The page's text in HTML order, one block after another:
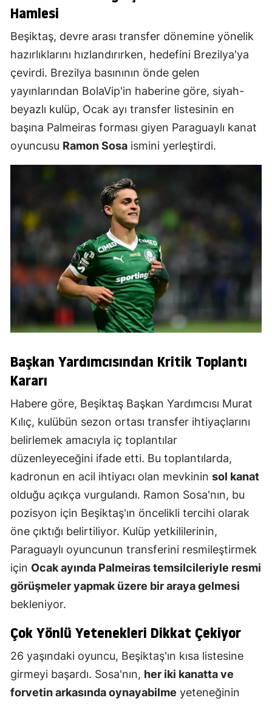
Hamlesi
Beşiktaş, devre arası transfer dönemine yönelik
hazırlıklarını hızlandırırken, hedefini Brezilya'ya
çevirdi. Brezilya basınının önde gelen
yayınlarından BolaVip'in haberine göre, siyah-
beyazlı kulüp, Ocak ayı transfer listesinin en
başına Palmeiras forması giyen Paraguaylı kanat
oyuncusu Ramon Sosa ismini yerleştirdi.
Başkan Yardımcısından Kritik Toplantı
Kararı
Habere göre, Beşiktaş Başkan Yardımcısı Murat
Kılıç, kulübün sezon ortası transfer ihtiyaçlarını
belirlemek amacıyla iç toplantılar
düzenleyeceğini ifade etti. Bu toplantılarda,
kadronun en acil ihtiyacı olan mevkinin sol kanat
olduğu açıkça vurgulandı. Ramon Sosa'nın, bu
pozisyon için Beşiktaş'ın öncelikli tercihi olarak
öne çıktığı belirtiliyor. Kulüp yetkililerinin,
Paraguaylı oyuncunun transferini resmileştirmek
için Ocak ayında Palmeiras temsilcileriyle resmi
görüşmeler yapmak üzere bir araya gelmesi
bekleniyor.
Çok Yönlü Yetenekleri Dikkat Çekiyor
26 yaşındaki oyuncu, Beşiktaş'ın kısa listesine
girmeyi başardı. Sosa'nın, her iki kanatta ve
forvetin arkasında oynayabilme yeteneğinin